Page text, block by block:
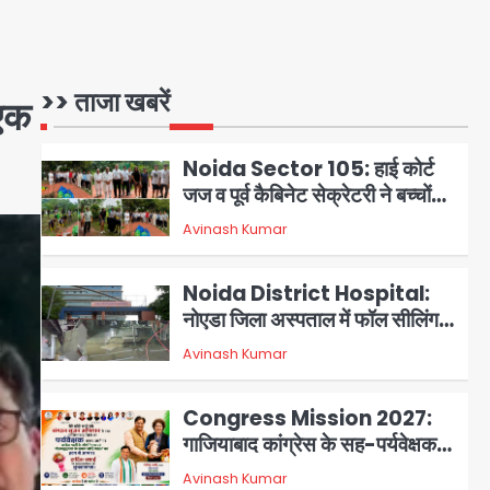
>> ताजा खबरें
1
सहयोग
2
Noida Sector 105: हाई कोर्ट
जज व पूर्व कैबिनेट सेक्रेटरी ने बच्चों
संग चलाया सफाई अभियान, 160
किलो कूड़ा हटाया
3
Noida District Hospital:
नोएडा जिला अस्पताल में फॉल सीलिंग
गिरी, गायनो OT गैलरी में बड़ा हादसा
टला; मरीजों की सुरक्षा पर उठे सवाल
4
Congress Mission 2027:
गाजियाबाद कांग्रेस के सह-पर्यवेक्षक
बने सतेन्द्र शर्मा, गौतमबुद्धनगर नेताओं